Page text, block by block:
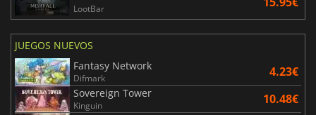
LootBar
JUEGOS NUEVOS
Fantasy Network
Difmark 4.23€
Sovereign Tower
Kinguin 10.48€